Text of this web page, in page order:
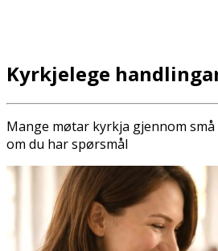
Kyrkjelege
Mange møtar kyrkja gjennom
om du har spørsmål